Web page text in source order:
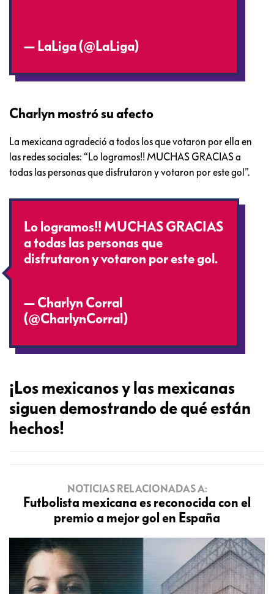
— LaLiga (@LaLiga)
Charlyn mostró su afecto
La mexicana agradeció a todos los que votaron por ella en
las redes sociales: “Lo logramos!! MUCHAS GRACIAS a
todas las personas que disfrutaron y votaron por este gol”.
Lo logramos!! MUCHAS GRACIAS
a todas las personas que
disfrutaron y votaron por este gol.
— Charlyn Corral
(@CharlynCorral)
¡Los mexicanos y las mexicanas
siguen demostrando de qué están
hechos!
NOTICIAS RELACIONADAS A:
Futbolista mexicana es reconocida con el
premio a mejor gol en España